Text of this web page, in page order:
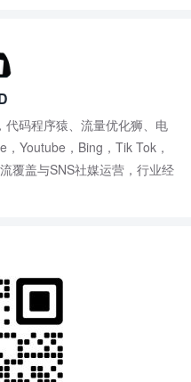
码程序猿、流量优化狮、电
Youtube，Bing，Tik Tok，
覆盖与SNS社媒运营，行业经